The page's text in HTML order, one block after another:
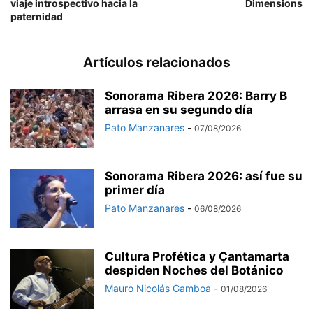
viaje introspectivo hacia la
paternidad
Dimensions
Artículos relacionados
Sonorama Ribera 2026: Barry B
arrasa en su segundo día
Pato Manzanares - 07/08/2026
Sonorama Ribera 2026: así fue su
primer día
Pato Manzanares - 06/08/2026
Cultura Profética y Çantamarta
despiden Noches del Botánico
Mauro Nicolás Gamboa - 01/08/2026